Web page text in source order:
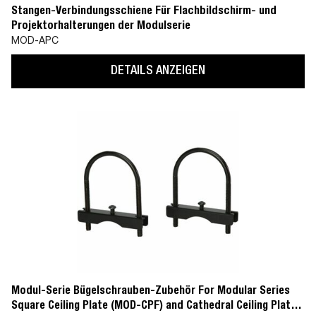
Stangen-Verbindungsschiene Für Flachbildschirm- und
Projektorhalterungen der Modulserie
MOD-APC
DETAILS ANZEIGEN
Modul-Serie Bügelschrauben-Zubehör For Modular Series
Square Ceiling Plate (MOD-CPF) and Cathedral Ceiling Plate